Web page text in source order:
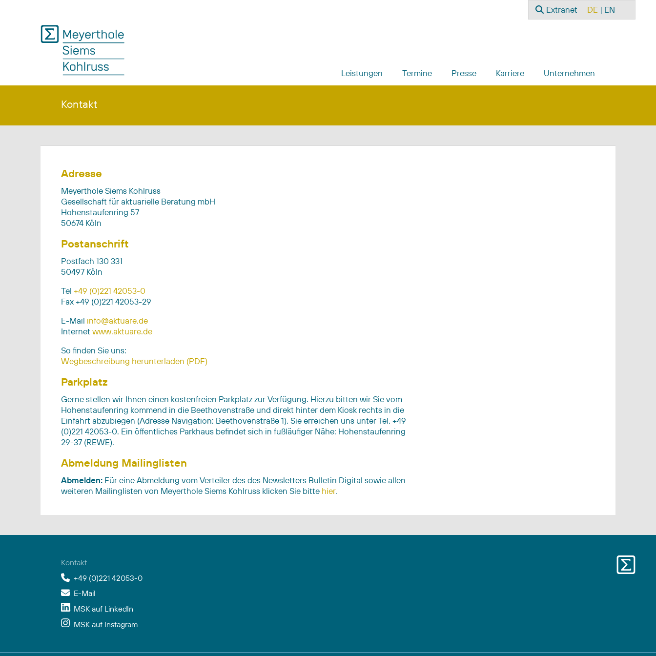
Suchen
Extranet Sprache auswählen
DE EN
Leistungen Termine Presse Karriere Unternehmen
Kontakt
Adresse
Meyerthole Siems Kohlruss
Gesellschaft für aktuarielle Beratung mbH
Hohenstaufenring 57
50674 Köln
Postanschrift
Postfach 130 331
50497 Köln
Tel +49 (0)221 42053-0
Fax +49 (0)221 42053-29
E-Mail info@aktuare.de
Internet www.aktuare.de
So finden Sie uns:
Wegbeschreibung herunterladen (PDF)
Parkplatz
Gerne stellen wir Ihnen einen kostenfreien Parkplatz zur Verfügung. Hierzu bitten wir Sie vom
Hohenstaufenring kommend in die Beethovenstraße und direkt hinter dem Kiosk rechts in die
Einfahrt abzubiegen (Adresse Navigation: Beethovenstraße 1). Sie erreichen uns unter Tel. +49
(0)221 42053-0. Ein öffentliches Parkhaus befindet sich in fußläufiger Nähe: Hohenstaufenring
29-37 (REWE).
Abmeldung Mailinglisten
Abmelden: Für eine Abmeldung vom Verteiler des des Newsletters Bulletin Digital sowie allen
weiteren Mailinglisten von Meyerthole Siems Kohlruss klicken Sie bitte hier.
Kontakt
+49 (0)221 42053-0
E-Mail
MSK auf LinkedIn
MSK auf Instagram